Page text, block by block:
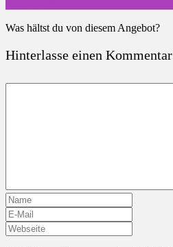
Was hältst du von diesem Angebot?
Hinterlasse einen Kommentar